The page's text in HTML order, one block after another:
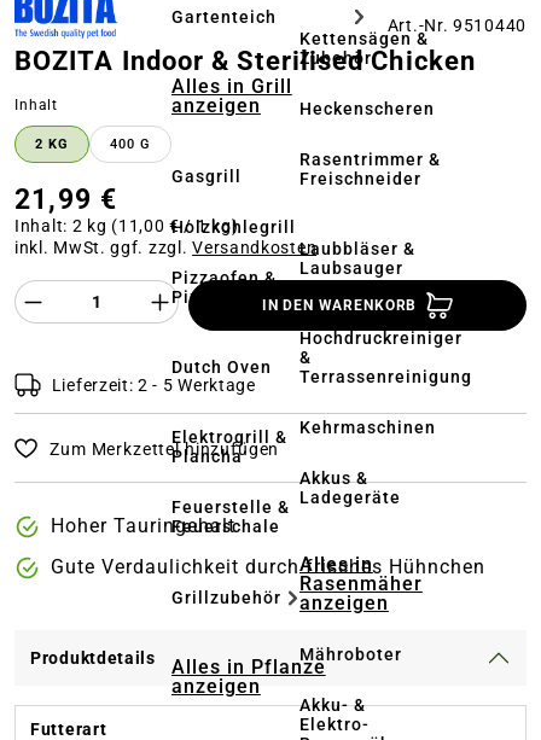
Gartenteich
Alles in Grill
anzeigen
Gasgrill
Holzkohlegrill
Pizzaofen &
Pizzastein
Dutch Oven
Elektrogrill &
Plancha
Feuerstelle &
Feuerschale
Grillzubehör
Alles in Pflanze
anzeigen
Kettensägen &
Zubehör
Heckenscheren
Rasentrimmer &
Freischneider
Laubbläser &
Laubsauger
Hochdruckreiniger
&
Terrassenreinigung
Kehrmaschinen
Akkus &
Ladegeräte
Alles in
Rasenmäher
anzeigen
Mähroboter
Akku- &
Elektro-
Art.-Nr. 9510440
BOZITA Indoor & Sterilised Chicken
Inhalt
2 KG 400 G
21,99 €
Inhalt: 2 kg (11,00 € / 1 kg)
inkl. MwSt. ggf. zzgl.Versandkosten
Produkt Anzahl des Produktes
IN DEN WARENKORB
Lieferzeit: 2 - 5 Werktage
Zum Merkzettel hinzufügen
Hoher Tauringehalt
Gute Verdaulichkeit durch frisches Hühnchen
Produktdetails
Futterart